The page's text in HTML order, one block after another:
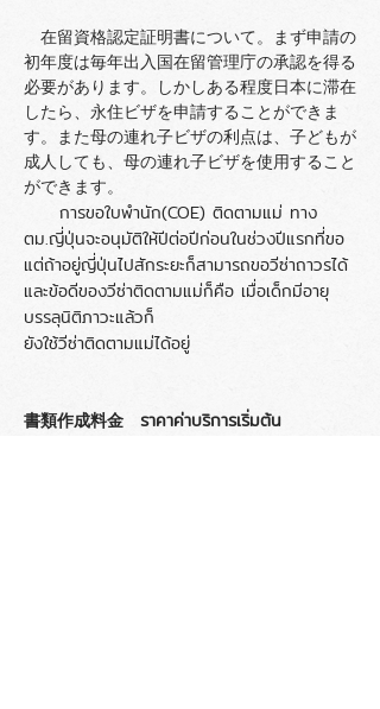
在留資格認定証明書について。まず申請の
初年度は毎年出入国在留管理庁の承認を得る
必要があります。しかしある程度日本に滞在
したら、永住ビザを申請することができま
す。また母の連れ子ビザの利点は、子どもが
成人しても、母の連れ子ビザを使用すること
ができます。
การขอใบพำนัก(COE) ติดตามแม่ ทาง
ตม.ญี่ปุ่นจะอนุมัติให้ปีต่อปีก่อนในช่วงปีแรกที่ขอ
แต่ถ้าอยู่ญี่ปุ่นไปสักระยะก็สามารถขอวีซ่าถาวรได้
และข้อดีของวีซ่าติดตามแม่ก็คือ เมื่อเด็กมีอายุ
บรรลุนิติภาวะแล้วก็
ยังใช้วีซ่าติดตามแม่ได้อยู่
書類作成料金 ราคาค่าบริการเริ่มต้น